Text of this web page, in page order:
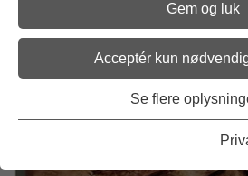
Gem og luk
Acceptér kun
Se flere